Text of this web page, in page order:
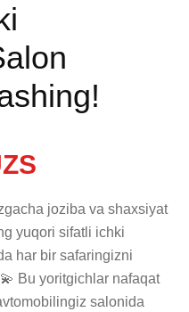
joziba va shaxsiyat
yuqori sifatli ichki
har bir safaringizni
Bu yoritgichlar nafaqat
salonida